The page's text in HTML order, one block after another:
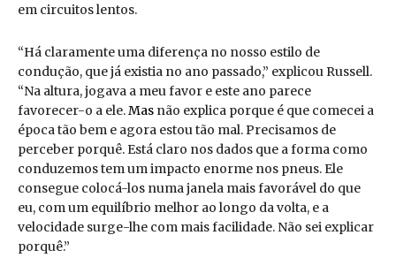
em circuitos lentos.
“Há claramente uma diferença no nosso estilo de
condução, que já existia no ano passado,” explicou Russell.
“Na altura, jogava a meu favor e este ano parece
favorecer-o a ele.Mas não explica porque é que comecei a
época tão bem e agora estou tão mal. Precisamos de
perceber porquê. Está claro nos dados que a forma como
conduzemos tem um impacto enorme nos pneus. Ele
consegue colocá-los numa janela mais favorável do que
eu, com um equilíbrio melhor ao longo da volta, e a
velocidade surge-lhe com mais facilidade. Não sei explicar
porquê.”